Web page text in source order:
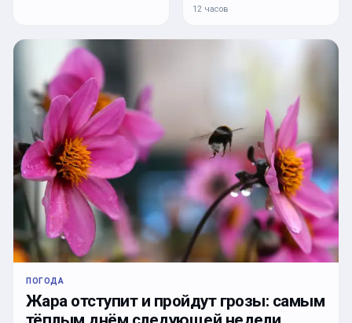
12 часов
ПОГОДА
Жара отступит и пройдут грозы: самым